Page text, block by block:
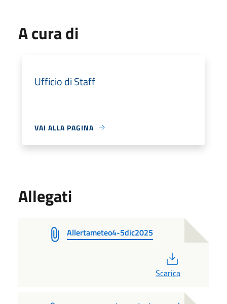
A cura di
Ufficio di Staff
VAI ALLA PAGINA
Allegati
Allertameteo4-5dic2025
Scarica